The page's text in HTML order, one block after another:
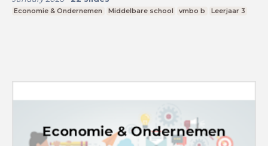
Economie & Ondernemen Middelbare school vmbo b Leerjaar 3